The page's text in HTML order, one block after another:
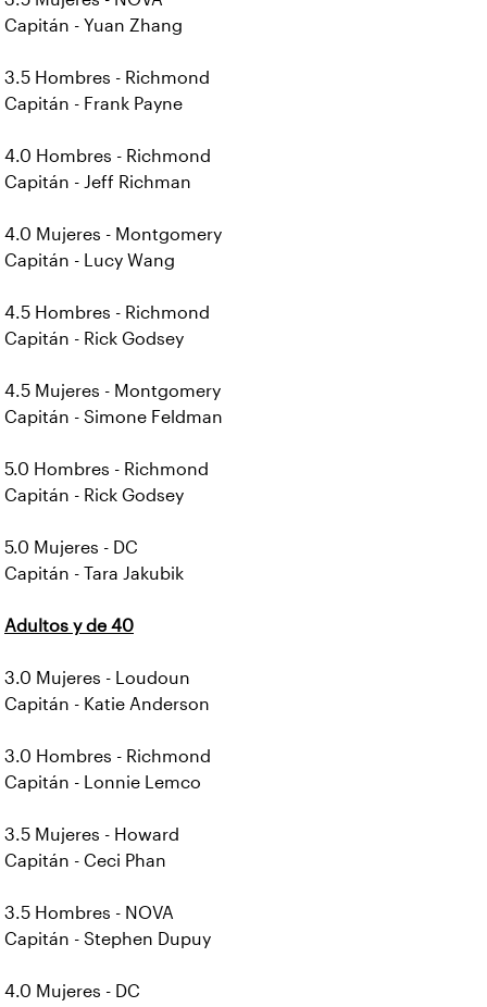
Capitán - Yuan Zhang
3.5 Hombres - Richmond
Capitán - Frank Payne
4.0 Hombres - Richmond
Capitán - Jeff Richman
4.0 Mujeres - Montgomery
Capitán - Lucy Wang
4.5 Hombres - Richmond
Capitán - Rick Godsey
4.5 Mujeres - Montgomery
Capitán - Simone Feldman
5.0 Hombres - Richmond
Capitán - Rick Godsey
5.0 Mujeres - DC
Capitán - Tara Jakubik
Adultos y de 40
3.0 Mujeres - Loudoun
Capitán - Katie Anderson
3.0 Hombres - Richmond
Capitán - Lonnie Lemco
3.5 Mujeres - Howard
Capitán - Ceci Phan
3.5 Hombres - NOVA
Capitán - Stephen Dupuy
4.0 Mujeres - DC